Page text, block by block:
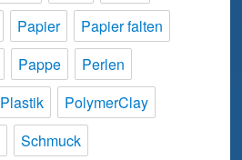
Papier
Papier falten
Pappe
Perlen
Plastik
PolymerClay
Schmuck